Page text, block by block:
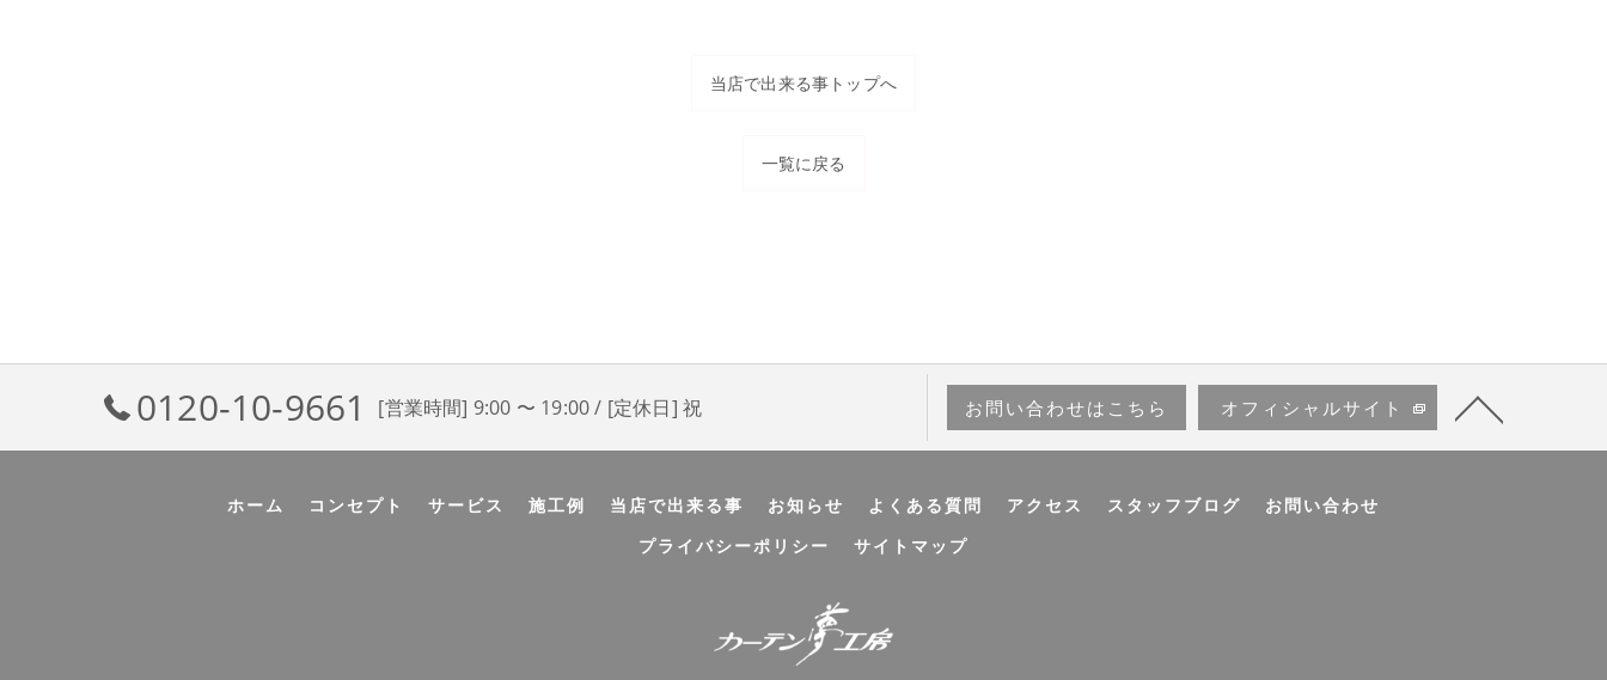
当店で出来る事トップへ
一覧に戻る
0120-10-9661 [営業時間] 9:00 〜 19:00 / [定休日] 祝 お問い合わせはこちら オフィシャルサイト
ホーム コンセプト サービス 施工例 当店で出来る事 お知らせ よくある質問 アクセス スタッフブログ
お問い合わせ
プライバシーポリシー
サイトマップ